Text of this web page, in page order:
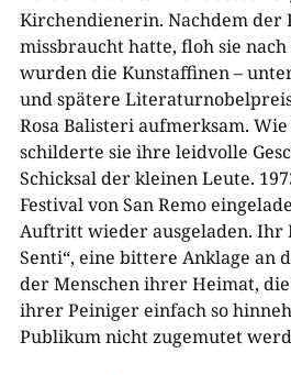
Kirchendienerin. Nachdem der
missbraucht hatte, floh sie
wurden die Kunstaffinen –
und spätere
Rosa Balisteri aufmerksam.
schilderte sie ihre leidvolle
Schicksal der kleinen Leute.
Festival von San Remo
Auftritt wieder ausgeladen. Ihr
Senti“, eine bittere Anklage an
der Menschen ihrer Heimat,
ihrer Peiniger einfach so
Publikum nicht zugemutet